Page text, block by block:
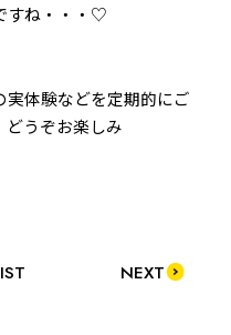
すね・・・♡
体験などを定期的にご
うぞお楽しみ
NEXT